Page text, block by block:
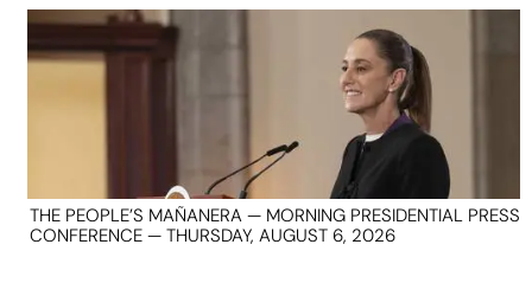
THE PEOPLE’S MAÑANERA — MORNING PRESIDENTIAL PRESS
CONFERENCE — THURSDAY, AUGUST 6, 2026